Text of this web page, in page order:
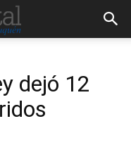
dejó 12